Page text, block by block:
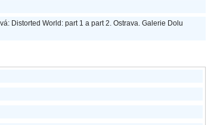
Distorted World: part 1 a part 2. Ostrava. Galerie Dolu